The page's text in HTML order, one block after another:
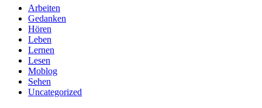
Arbeiten
Gedanken
Hören
Leben
Lernen
Lesen
Moblog
Sehen
Uncategorized